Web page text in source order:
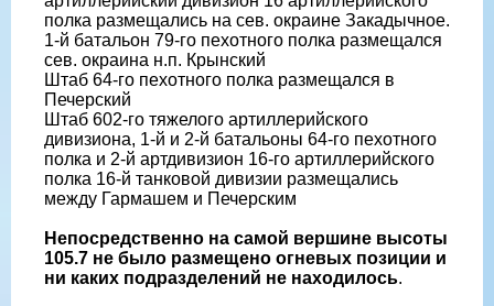
полка размещались на сев. окраине Закадычное.
1-й батальон 79-го пехотного полка размещался
сев. окраина н.п. Крынский
Штаб 64-го пехотного полка размещался в
Печерский
Штаб 602-го тяжелого артиллерийского
дивизиона, 1-й и 2-й батальоны 64-го пехотного
полка и 2-й артдивизион 16-го артиллерийского
полка 16-й танковой дивизии размещались
между Гармашем и Печерским
Непосредственно на самой вершине высоты
105.7 не было размещено огневых позиции и
ни каких подразделений не находилось.